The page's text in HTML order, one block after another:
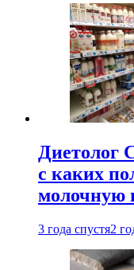
Диетолог
с каких
молочную
3 года спустя2